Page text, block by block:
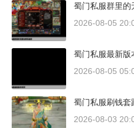
蜀门私服群里的
2026-08-05
蜀门私服最新版
2026-08-05
蜀门私服刷钱套
2026-08-03